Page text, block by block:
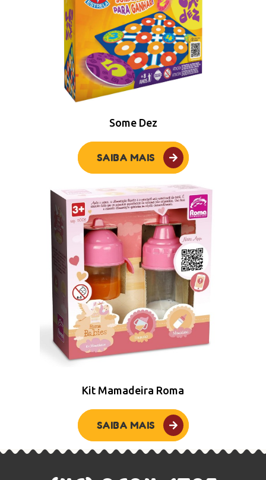
Some Dez
SAIBA MAIS
Kit Mamadeira Roma
SAIBA MAIS